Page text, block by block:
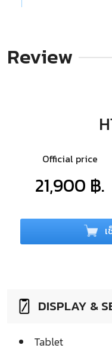
Review
Official price
21,900 ฿.
DISPLAY &
Tablet